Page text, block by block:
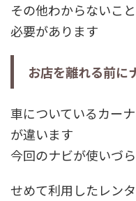
その他わからないこ
必要があります
お店を離れる前に
車についているカー
が違います
今回のナビが使いづ
せめて利用したレン